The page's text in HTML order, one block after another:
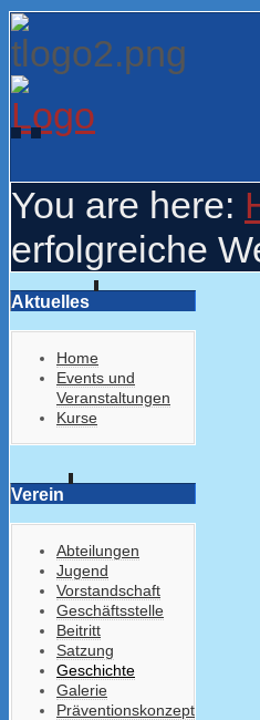
You are here:
erfolgreiche
Aktuelles
Home
Events und
Veranstaltungen
Kurse
Verein
Abteilungen
Jugend
Vorstandschaft
Geschäftsstelle
Beitritt
Satzung
Geschichte
Galerie
Präventionskonzept